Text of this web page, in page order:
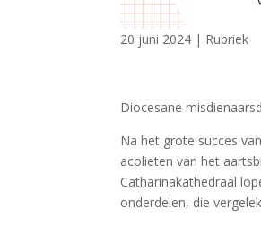
20 juni 2024 | Rubriek
Diocesane
Na het grote succes
acolieten van het
Catharinakathedraal
onderdelen, die